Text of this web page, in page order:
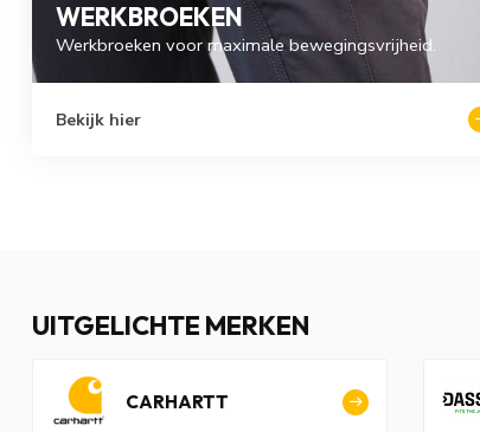
WERKBROEKEN
Werkbroeken voor maximale bewegingsvrijheid.
Bekijk hier
UITGELICHTE MERKEN
CARHARTT